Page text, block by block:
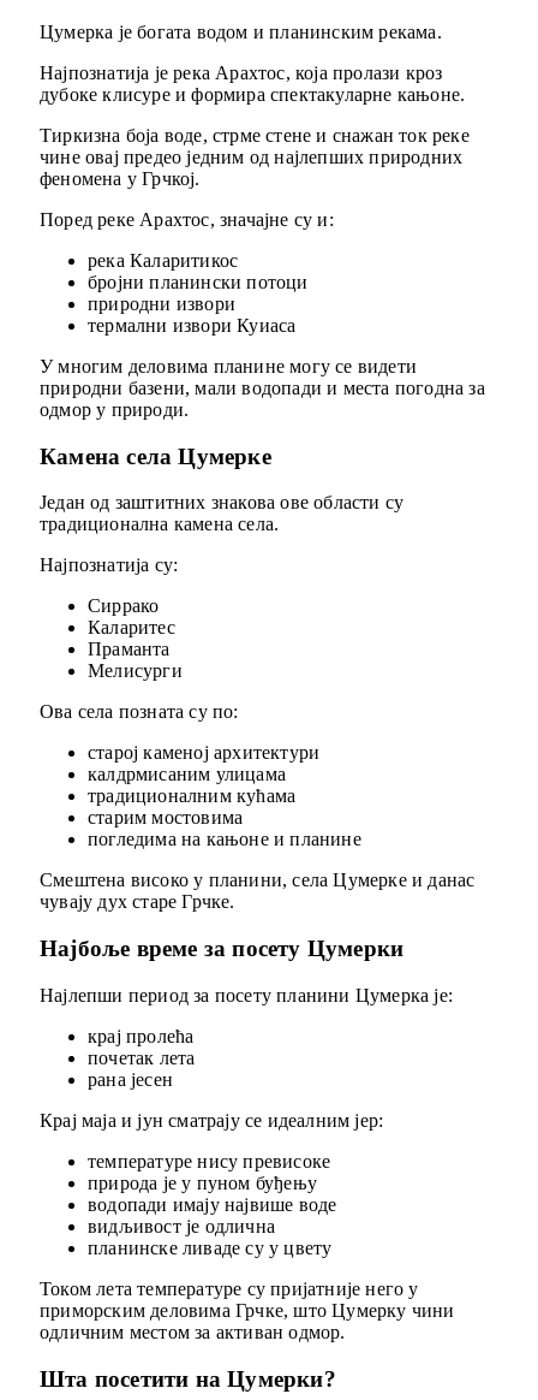
Цумерка је богата водом и планинским рекама.
Најпознатија је река Арахтос, која пролази кроз
дубоке клисуре и формира спектакуларне кањоне.
Тиркизна боја воде, стрме стене и снажан ток реке
чине овај предео једним од најлепших природних
феномена у Грчкој.
Поред реке Арахтос, значајне су и:
река Каларитикос
бројни планински потоци
природни извори
термални извори Куиаса
У многим деловима планине могу се видети
природни базени, мали водопади и места погодна за
одмор у природи.
Камена села Цумерке
Један од заштитних знакова ове области су
традиционална камена села.
Најпознатија су:
Сиррако
Каларитес
Праманта
Мелисурги
Ова села позната су по:
старој каменој архитектури
калдрмисаним улицама
традиционалним кућама
старим мостовима
погледима на кањоне и планине
Смештена високо у планини, села Цумерке и данас
чувају дух старе Грчке.
Најбоље време за посету Цумерки
Најлепши период за посету планини Цумерка је:
крај пролећа
почетак лета
рана јесен
Крај маја и јун сматрају се идеалним јер:
температуре нису превисоке
природа је у пуном буђењу
водопади имају највише воде
видљивост је одлична
планинске ливаде су у цвету
Током лета температуре су пријатније него у
приморским деловима Грчке, што Цумерку чини
одличним местом за активан одмор.
Шта посетити на Цумерки?